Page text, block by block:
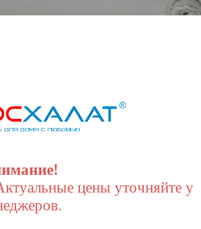
цены уточняйте у